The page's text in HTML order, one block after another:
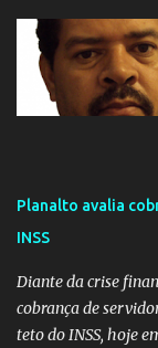
Planalto avalia
INSS
Diante da crise
cobrança de
teto do INSS, hoje